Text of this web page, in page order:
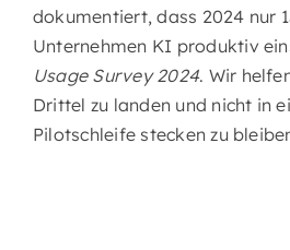
dokumentiert, dass 2024 nur
Unternehmen KI produktiv
Usage Survey 2024. Wir
Drittel zu landen und nicht in
Pilotschleife stecken zu